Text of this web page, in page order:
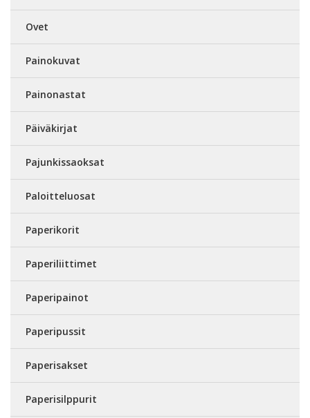
Ovet
Painokuvat
Painonastat
Päiväkirjat
Pajunkissaoksat
Paloitteluosat
Paperikorit
Paperiliittimet
Paperipainot
Paperipussit
Paperisakset
Paperisilppurit